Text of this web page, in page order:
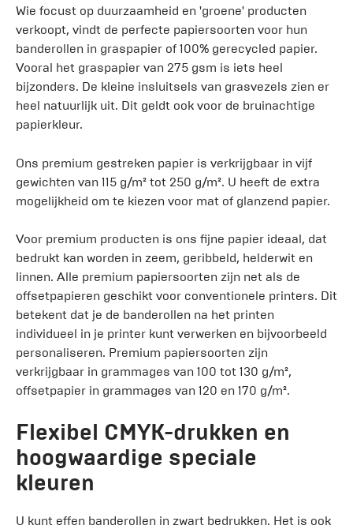
Wie focust op duurzaamheid en 'groene' producten
verkoopt, vindt de perfecte papiersoorten voor hun
banderollen in graspapier of 100% gerecycled papier.
Vooral het graspapier van 275 gsm is iets heel
bijzonders. De kleine insluitsels van grasvezels zien er
heel natuurlijk uit. Dit geldt ook voor de bruinachtige
papierkleur.
Ons premium gestreken papier is verkrijgbaar in vijf
gewichten van 115 g/m² tot 250 g/m². U heeft de extra
mogelijkheid om te kiezen voor mat of glanzend papier.
Voor premium producten is ons fijne papier ideaal, dat
bedrukt kan worden in zeem, geribbeld, helderwit en
linnen. Alle premium papiersoorten zijn net als de
offsetpapieren geschikt voor conventionele printers. Dit
betekent dat je de banderollen na het printen
individueel in je printer kunt verwerken en bijvoorbeeld
personaliseren. Premium papiersoorten zijn
verkrijgbaar in grammages van 100 tot 130 g/m²,
offsetpapier in grammages van 120 en 170 g/m².
Flexibel CMYK-drukken en
hoogwaardige speciale
kleuren
U kunt effen banderollen in zwart bedrukken. Het is ook